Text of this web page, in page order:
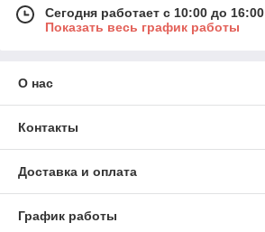
Сегодня работает с 10:00 до 16:00
Показать весь график работы
О нас
Контакты
Доставка и оплата
График работы